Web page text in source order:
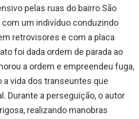
pelas ruas do bairro São
com um indivíduo conduzindo
retrovisores e com a placa
foi dada ordem de parada ao
a ordem e empreendeu fuga,
vida dos transeuntes que
Durante a perseguição, o autor
realizando manobras